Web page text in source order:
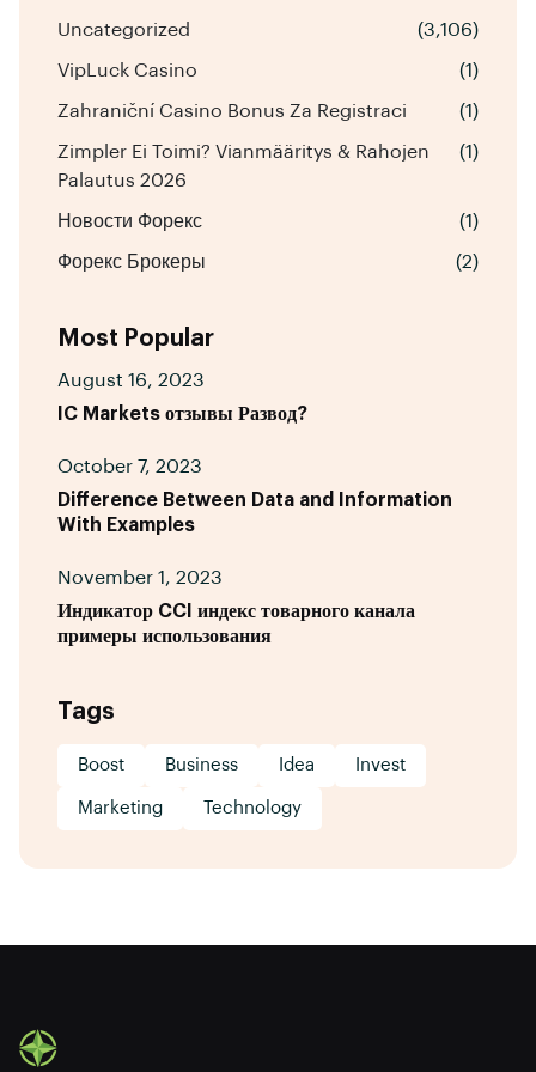
Uncategorized (3,106)
VipLuck Casino (1)
Zahraniční Casino Bonus Za Registraci (1)
Zimpler Ei Toimi? Vianmääritys & Rahojen
Palautus 2026
(1)
Новости Форекс (1)
Форекс Брокеры (2)
Most Popular
August 16, 2023
IC Markets отзывы Развод?
October 7, 2023
Difference Between Data and Information
With Examples
November 1, 2023
Индикатор CCI индекс товарного канала
примеры использования
Tags
Boost Business Idea Invest
Marketing Technology